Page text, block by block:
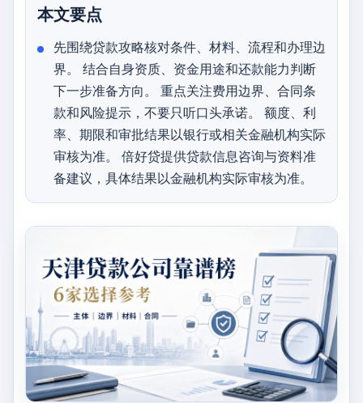
本文要点
先围绕贷款攻略核对条件、材料、流程和办理边
界。 结合自身资质、资金用途和还款能力判断
下一步准备方向。 重点关注费用边界、合同条
款和风险提示，不要只听口头承诺。 额度、利
率、期限和审批结果以银行或相关金融机构实际
审核为准。 倍好贷提供贷款信息咨询与资料准
备建议，具体结果以金融机构实际审核为准。